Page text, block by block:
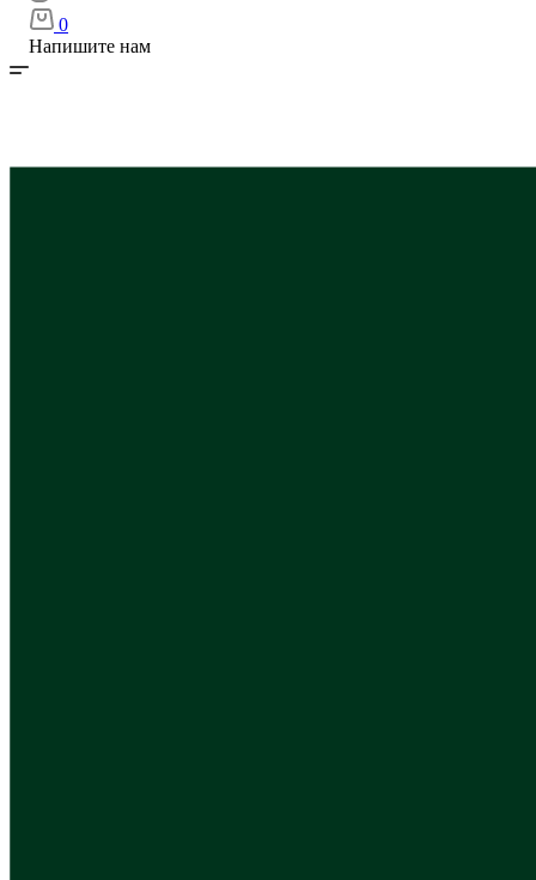
0
Напишите нам